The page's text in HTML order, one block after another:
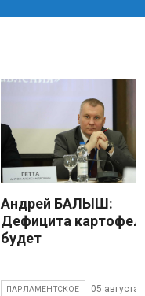
Андрей БАЛЫШ:
Дефицита
будет
ПАРЛАМЕНТСКОЕ 05 августа